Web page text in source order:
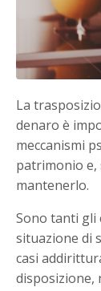
La
denaro è
meccanismi
patrimonio e,
mantenerlo.
Sono tanti gli
situazione di
casi
disposizione,